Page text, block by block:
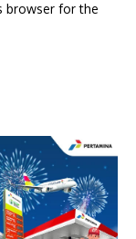
browser for the